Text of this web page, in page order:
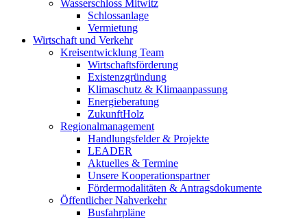
Wasserschloss Mitwitz
Schlossanlage
Vermietung
Wirtschaft und Verkehr
Kreisentwicklung Team
Wirtschaftsförderung
Existenzgründung
Klimaschutz & Klimaanpassung
Energieberatung
ZukunftHolz
Regionalmanagement
Handlungsfelder & Projekte
LEADER
Aktuelles & Termine
Unsere Kooperationspartner
Fördermodalitäten & Antragsdokumente
Öffentlicher Nahverkehr
Busfahrpläne